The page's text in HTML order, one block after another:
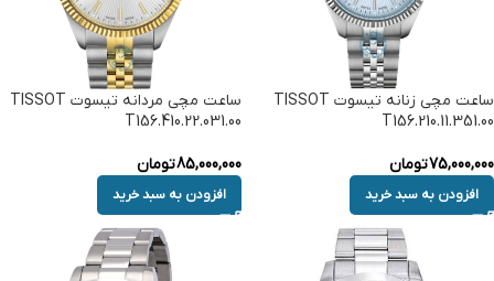
ساعت مچی زنانه تیسوت TISSOT
T156.210.11.351.00
75,000,000تومان
افزودن به سبد خرید
ساعت مچی مردانه تیسوت TISSOT
T156.410.22.031.00
85,000,000تومان
افزودن به سبد خرید